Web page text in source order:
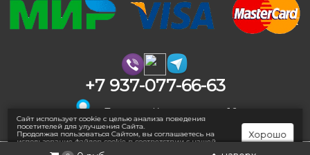
+7 937-077-66-63
г. Тольятти, Коммунальная 16
Сайт использует cookie с целью анализа поведения
посетителей для улучшения Сайта.
Продолжая пользоваться Сайтом, вы соглашаетесь на
использование файлов cookie в соответствии с нашей
Политикой конфиденциальности
Хорошо